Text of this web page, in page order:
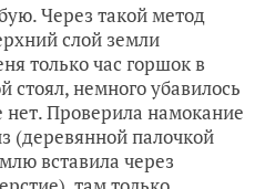
Через такой метод
слой земли
только час горшок в
стоял, немного убавилось
Проверила намокание
(деревянной палочкой
вставила через